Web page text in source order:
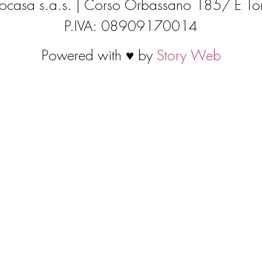
s.a.s. | Corso Orbassano 185/ E
P.IVA: 08909170014
Powered with ♥ by Story Web